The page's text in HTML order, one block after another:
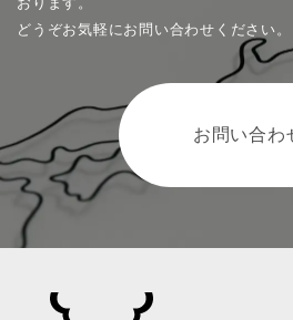
どうぞお気軽にお問い合わせください。
お問い合わ